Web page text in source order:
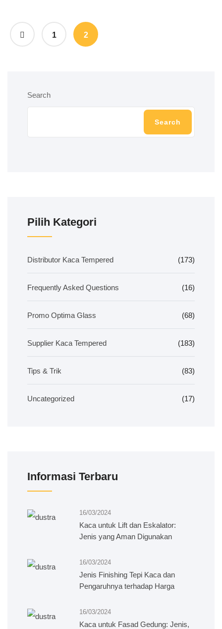
1 2
Search
Search
Pilih Kategori
Distributor Kaca Tempered (173)
Frequently Asked Questions (16)
Promo Optima Glass (68)
Supplier Kaca Tempered (183)
Tips & Trik (83)
Uncategorized (17)
Informasi Terbaru
16/03/2024
Kaca untuk Lift dan Eskalator:
Jenis yang Aman Digunakan
16/03/2024
Jenis Finishing Tepi Kaca dan
Pengaruhnya terhadap Harga
16/03/2024
Kaca untuk Fasad Gedung: Jenis,